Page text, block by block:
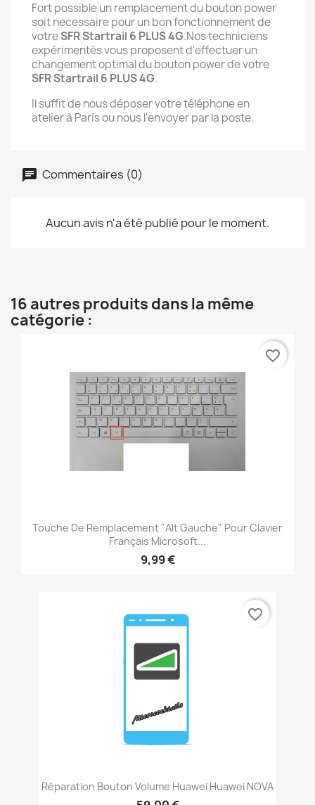
Fort possible un remplacement du bouton power
soit necessaire pour un bon fonctionnement de
votreSFR Startrail 6 PLUS 4G.Nos techniciens
expérimentés vous proposent d'effectuer un
changement optimal du bouton power de votre
SFR Startrail 6 PLUS 4G.
Il suffit de nous déposer votre téléphone en
atelier à Paris ou nous l'envoyer par la poste.
Commentaires (0)
Aucun avis n'a été publié pour le moment.
16 autres produits dans la même
catégorie :
Touche De Remplacement "alt Gauche" Pour Clavier
Français Microsoft...
9,99 €
favorite_border
Réparation Bouton Volume Huawei Huawei NOVA
favorite_border